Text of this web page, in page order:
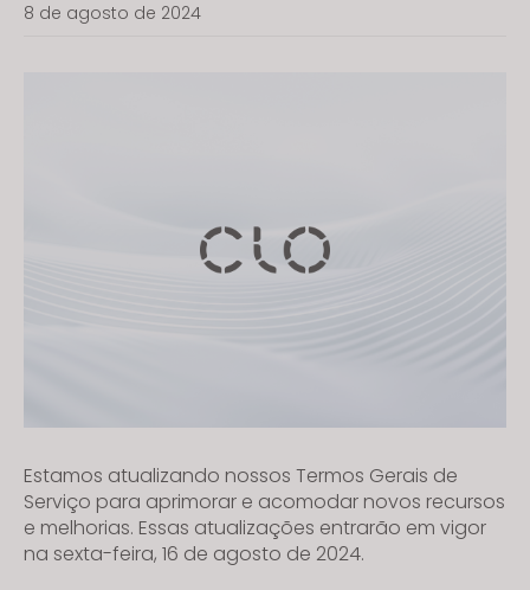
8 de agosto de 2024
Estamos atualizando nossos Termos Gerais de
Serviço para aprimorar e acomodar novos recursos
e melhorias. Essas atualizações entrarão em vigor
na sexta-feira, 16 de agosto de 2024.